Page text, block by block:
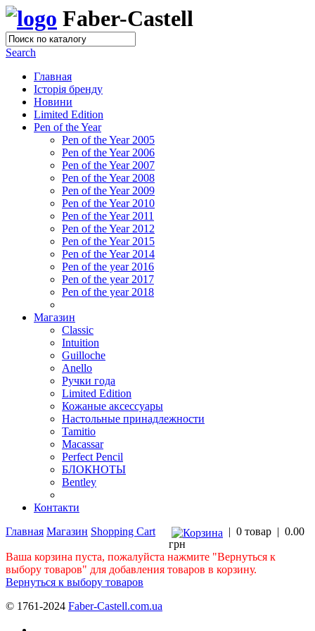
Faber-Castell
Search
Главная
Історія бренду
Новини
Limited Edition
Pen of the Year
Pen of the Year 2005
Pen of the Year 2006
Pen of the Year 2007
Pen of the Year 2008
Pen of the Year 2009
Pen of the Year 2010
Pen of the Year 2011
Pen of the Year 2012
Pen of the Year 2015
Pen of the Year 2014
Pen of the year 2016
Pen of the year 2017
Pen of the year 2018
Магазин
Classic
Intuition
Guilloche
Anello
Ручки года
Limited Edition
Кожаные аксессуары
Настольные принадлежности
Tamitio
Macassar
Perfect Pencil
БЛОКНОТЫ
Bentley
Контакти
Главная Магазин Shopping Cart | 0 товар | 0.00
грн
Ваша корзина пуста, пожалуйста нажмите "Вернуться к
выбору товаров" для добавления товаров в корзину.
Вернуться к выбору товаров
© 1761-2024 Faber-Castell.com.ua